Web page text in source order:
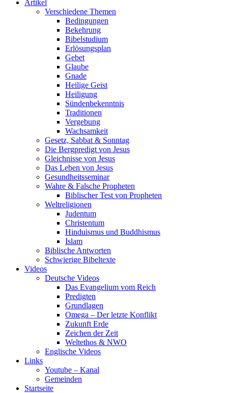
Artikel
Verschiedene Themen
Bedingungen
Bekehrung
Bibelstudium
Erlösungsplan
Gebet
Glaube
Gnade
Heilige Geist
Heiligung
Sündenbekenntnis
Traditionen
Vergebung
Wachsamkeit
Gesetz, Sabbat & Sonntag
Die Bergpredigt von Jesus
Gleichnisse von Jesus
Das Leben von Jesus
Gesundheitsseminar
Wahre & Falsche Propheten
Biblischer Test von Propheten
Weltreligionen
Judentum
Christentum
Hinduismus und Buddhismus
Islam
Biblische Antworten
Schwierige Bibeltexte
Videos
Deutsche Videos
Das Evangelium vom Reich
Predigten
Grundlagen
Omega – Der letzte Konflikt
Zukunft Erde
Zeichen der Zeit
Weltethos & NWO
Englische Videos
Links
Youtube – Kanal
Gemeinden
Startseite